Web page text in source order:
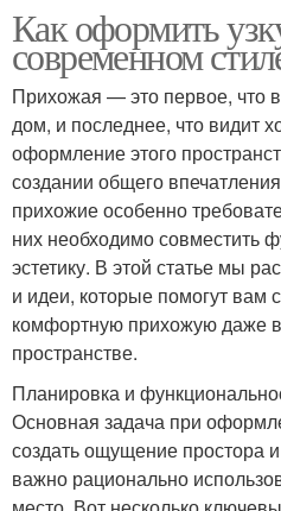
Как оформить
современном
Прихожая — это первое, что
дом, и последнее, что видит
оформление этого
создании общего
прихожие особенно
них необходимо совместить
эстетику. В этой статье мы
и идеи, которые помогут вам
комфортную прихожую даже
пространстве.
Планировка и
Основная задача при
создать ощущение простора
важно рационально